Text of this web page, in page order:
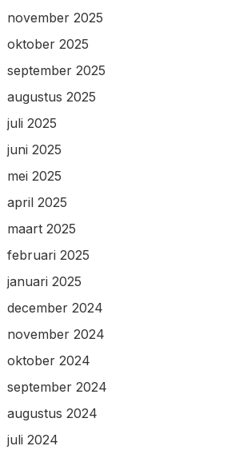
november 2025
oktober 2025
september 2025
augustus 2025
juli 2025
juni 2025
mei 2025
april 2025
maart 2025
februari 2025
januari 2025
december 2024
november 2024
oktober 2024
september 2024
augustus 2024
juli 2024